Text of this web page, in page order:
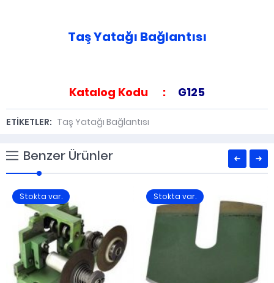
Taş Yatağı Bağlantısı
Katalog Kodu : G125
ETİKETLER: Taş Yatağı Bağlantısı
Benzer Ürünler
Stokta var. Stokta var.